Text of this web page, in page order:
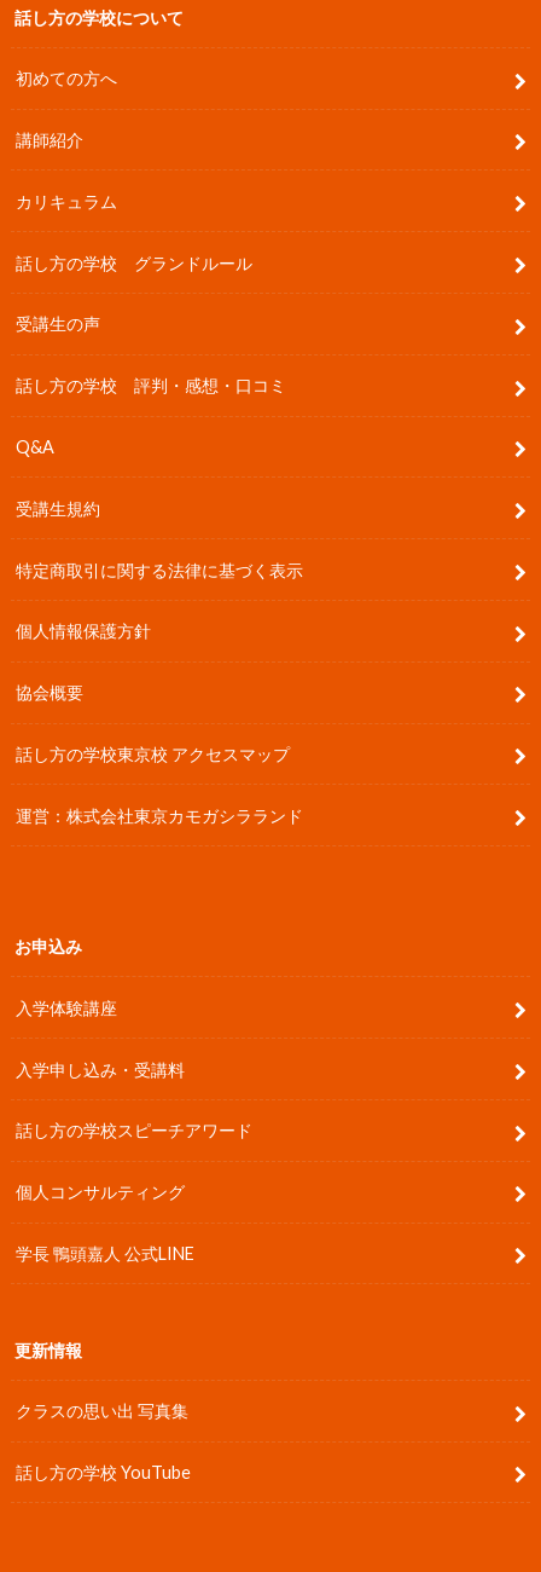
話し方の学校について
初めての方へ
講師紹介
カリキュラム
話し方の学校 グランドルール
受講生の声
話し方の学校 評判・感想・口コミ
Q&A
受講生規約
特定商取引に関する法律に基づく表示
個人情報保護方針
協会概要
話し方の学校東京校 アクセスマップ
運営：株式会社東京カモガシラランド
お申込み
入学体験講座
入学申し込み・受講料
話し方の学校スピーチアワード
個人コンサルティング
学長 鴨頭嘉人 公式LINE
更新情報
クラスの思い出 写真集
話し方の学校 YouTube